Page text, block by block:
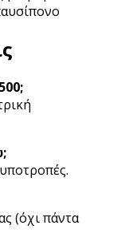
(όχι πάντα